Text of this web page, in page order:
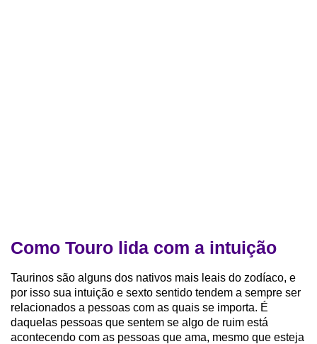
Como Touro lida com a intuição
Taurinos são alguns dos nativos mais leais do zodíaco, e
por isso sua intuição e sexto sentido tendem a sempre ser
relacionados a pessoas com as quais se importa. É
daquelas pessoas que sentem se algo de ruim está
acontecendo com as pessoas que ama, mesmo que esteja